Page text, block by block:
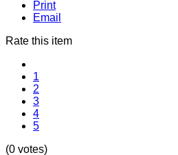
Print
Email
Rate this item
1
2
3
4
5
(0 votes)